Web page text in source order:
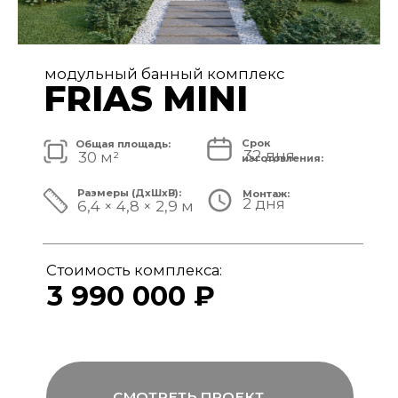
4 890 000 ₽
Монтаж:
2 дня
8,4 × 4,8 × 3,1 м
Размеры (ДxШxВ):
32 дня
изготовления:
40 м²
модульный банный комплекс